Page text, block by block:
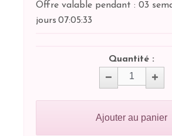
Offre valable pendant : 03
jours 07:05:33
Quantité :
Ajouter au panier